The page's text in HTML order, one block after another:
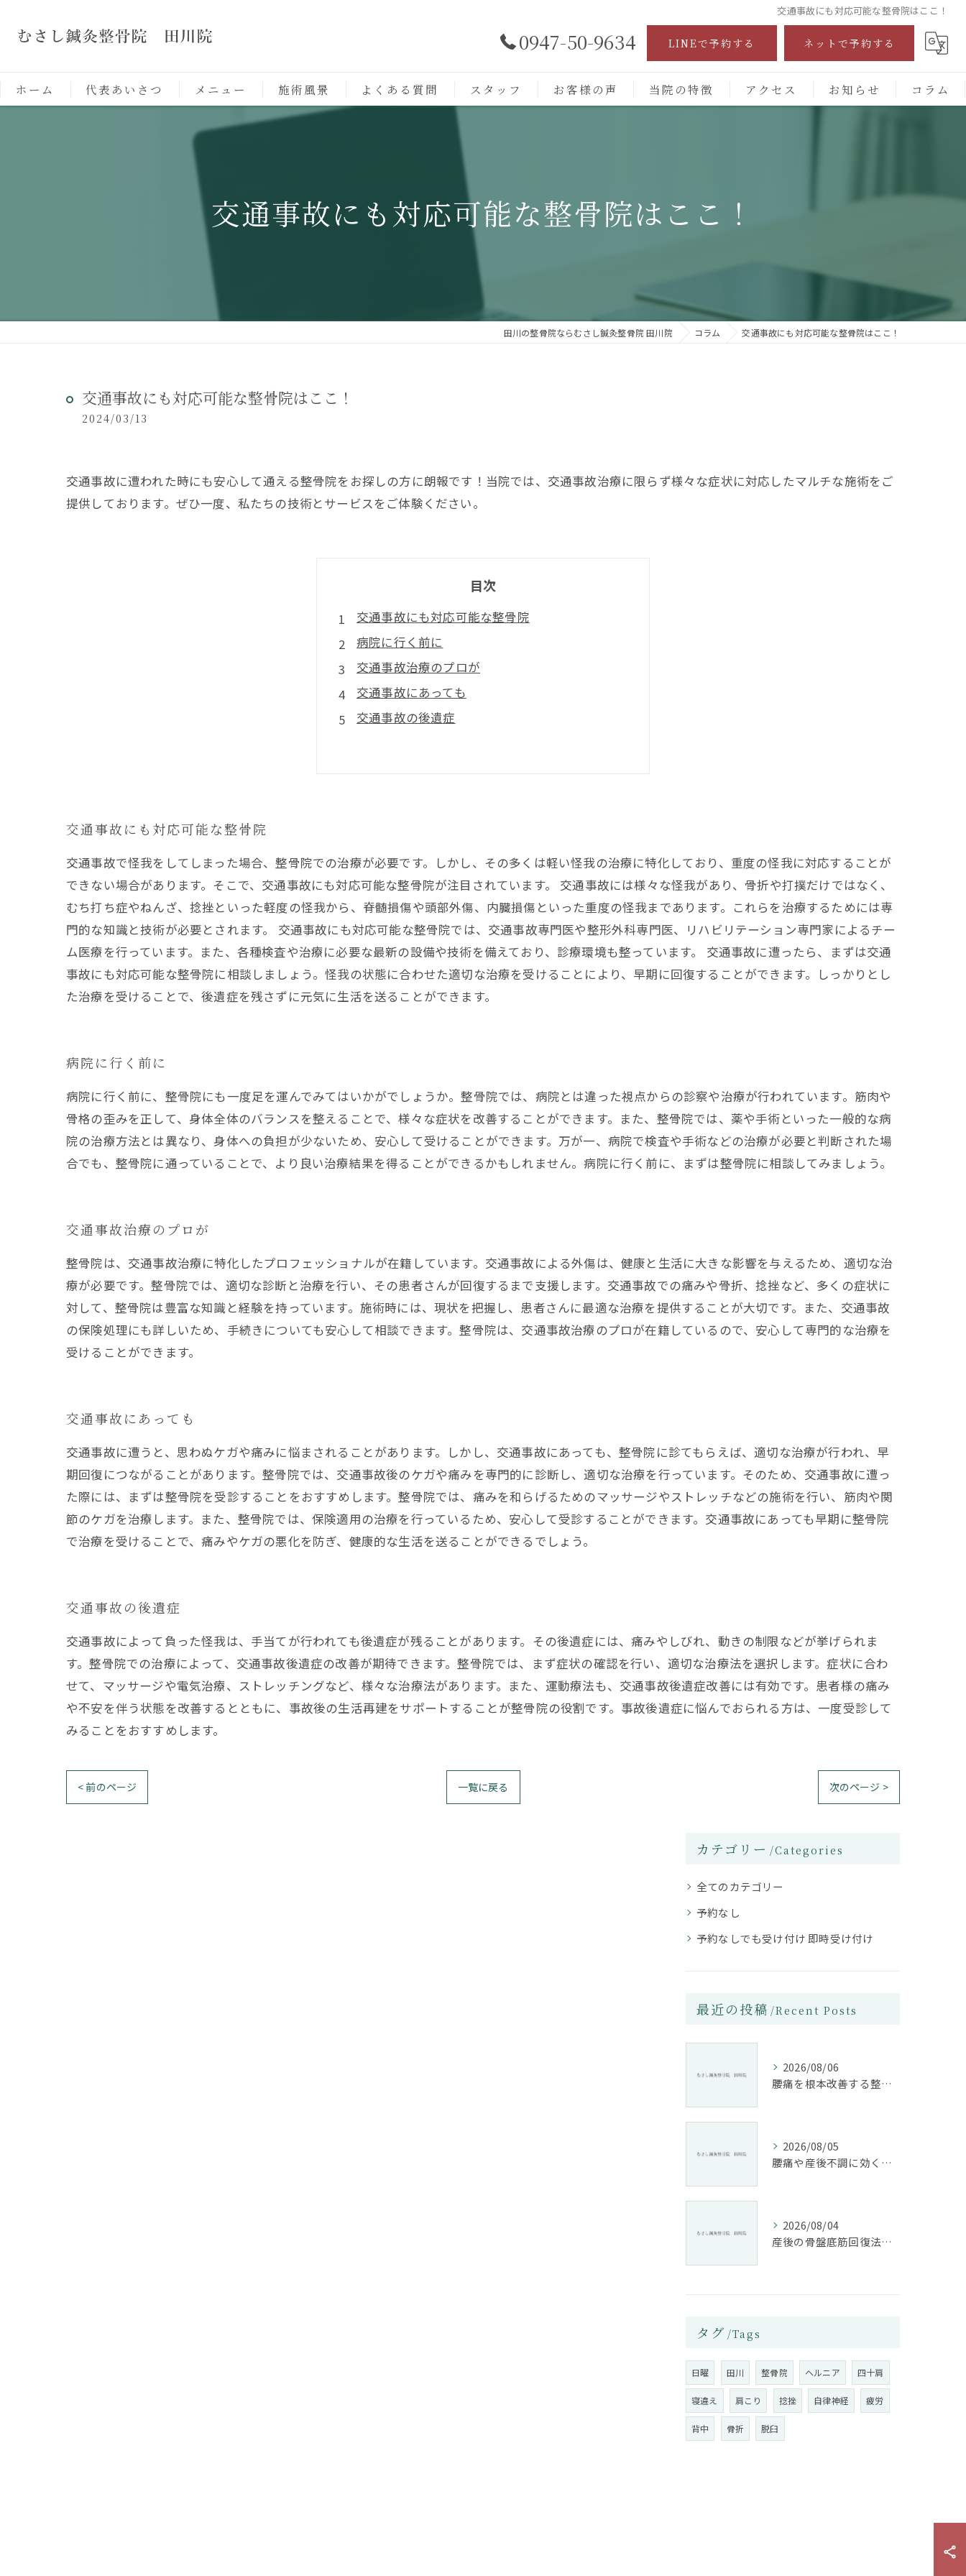
交通事故にも対応可能な整骨院はここ！
0947-50-9634 LINEで予約する ネットで予約する
ホーム 代表あいさつ メニュー 施術風景 よくある質問 スタッフ お客様の声 当院の特徴
保険施術
アクセス お知らせ コラム
交通事故にも対応可能な整骨院はここ！
田川の整骨院ならむさし鍼灸整骨院 田川院 コラム 交通事故にも対応可能な整骨院はここ！
交通事故にも対応可能な整骨院はここ！
2024/03/13
交通事故に遭われた時にも安心して通える整骨院をお探しの方に朗報です！当院では、交通事故治療に限らず様々な症状に対応したマルチな施術をご
提供しております。ぜひ一度、私たちの技術とサービスをご体験ください。
目次
交通事故にも対応可能な整骨院
病院に行く前に
交通事故治療のプロが
交通事故にあっても
交通事故の後遺症
交通事故にも対応可能な整骨院
交通事故で怪我をしてしまった場合、整骨院での治療が必要です。しかし、その多くは軽い怪我の治療に特化しており、重度の怪我に対応することが
できない場合があります。そこで、交通事故にも対応可能な整骨院が注目されています。 交通事故には様々な怪我があり、骨折や打撲だけではなく、
むち打ち症やねんざ、捻挫といった軽度の怪我から、脊髄損傷や頭部外傷、内臓損傷といった重度の怪我まであります。これらを治療するためには専
門的な知識と技術が必要とされます。 交通事故にも対応可能な整骨院では、交通事故専門医や整形外科専門医、リハビリテーション専門家によるチー
ム医療を行っています。また、各種検査や治療に必要な最新の設備や技術を備えており、診療環境も整っています。 交通事故に遭ったら、まずは交通
事故にも対応可能な整骨院に相談しましょう。怪我の状態に合わせた適切な治療を受けることにより、早期に回復することができます。しっかりとし
た治療を受けることで、後遺症を残さずに元気に生活を送ることができます。
病院に行く前に
病院に行く前に、整骨院にも一度足を運んでみてはいかがでしょうか。整骨院では、病院とは違った視点からの診察や治療が行われています。筋肉や
骨格の歪みを正して、身体全体のバランスを整えることで、様々な症状を改善することができます。また、整骨院では、薬や手術といった一般的な病
院の治療方法とは異なり、身体への負担が少ないため、安心して受けることができます。万が一、病院で検査や手術などの治療が必要と判断された場
合でも、整骨院に通っていることで、より良い治療結果を得ることができるかもしれません。病院に行く前に、まずは整骨院に相談してみましょう。
交通事故治療のプロが
整骨院は、交通事故治療に特化したプロフェッショナルが在籍しています。交通事故による外傷は、健康と生活に大きな影響を与えるため、適切な治
療が必要です。整骨院では、適切な診断と治療を行い、その患者さんが回復するまで支援します。交通事故での痛みや骨折、捻挫など、多くの症状に
対して、整骨院は豊富な知識と経験を持っています。施術時には、現状を把握し、患者さんに最適な治療を提供することが大切です。また、交通事故
の保険処理にも詳しいため、手続きについても安心して相談できます。整骨院は、交通事故治療のプロが在籍しているので、安心して専門的な治療を
受けることができます。
交通事故にあっても
交通事故に遭うと、思わぬケガや痛みに悩まされることがあります。しかし、交通事故にあっても、整骨院に診てもらえば、適切な治療が行われ、早
期回復につながることがあります。整骨院では、交通事故後のケガや痛みを専門的に診断し、適切な治療を行っています。そのため、交通事故に遭っ
た際には、まずは整骨院を受診することをおすすめします。整骨院では、痛みを和らげるためのマッサージやストレッチなどの施術を行い、筋肉や関
節のケガを治療します。また、整骨院では、保険適用の治療を行っているため、安心して受診することができます。交通事故にあっても早期に整骨院
で治療を受けることで、痛みやケガの悪化を防ぎ、健康的な生活を送ることができるでしょう。
交通事故の後遺症
交通事故によって負った怪我は、手当てが行われても後遺症が残ることがあります。その後遺症には、痛みやしびれ、動きの制限などが挙げられま
す。整骨院での治療によって、交通事故後遺症の改善が期待できます。整骨院では、まず症状の確認を行い、適切な治療法を選択します。症状に合わ
せて、マッサージや電気治療、ストレッチングなど、様々な治療法があります。また、運動療法も、交通事故後遺症改善には有効です。患者様の痛み
や不安を伴う状態を改善するとともに、事故後の生活再建をサポートすることが整骨院の役割です。事故後遺症に悩んでおられる方は、一度受診して
みることをおすすめします。
< 前のページ 一覧に戻る 次のページ >
カテゴリー Categories
全てのカテゴリー
予約なし
予約なしでも受け付け 即時受け付け
最近の投稿 Recent Posts
2026/08/06
腰痛を根本改善する整骨院の施術とアドバイスの重要性
2026/08/05
腰痛や産後不調に効く整骨院の施術と姿勢改善法
2026/08/04
産後の骨盤底筋回復法と整骨院活用
タグ Tags
日曜 田川 整骨院 ヘルニア 四十肩
寝違え 肩こり 捻挫 自律神経 疲労
背中 骨折 脱臼